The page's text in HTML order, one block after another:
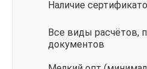
Наличие
Все виды расчётов,
документов